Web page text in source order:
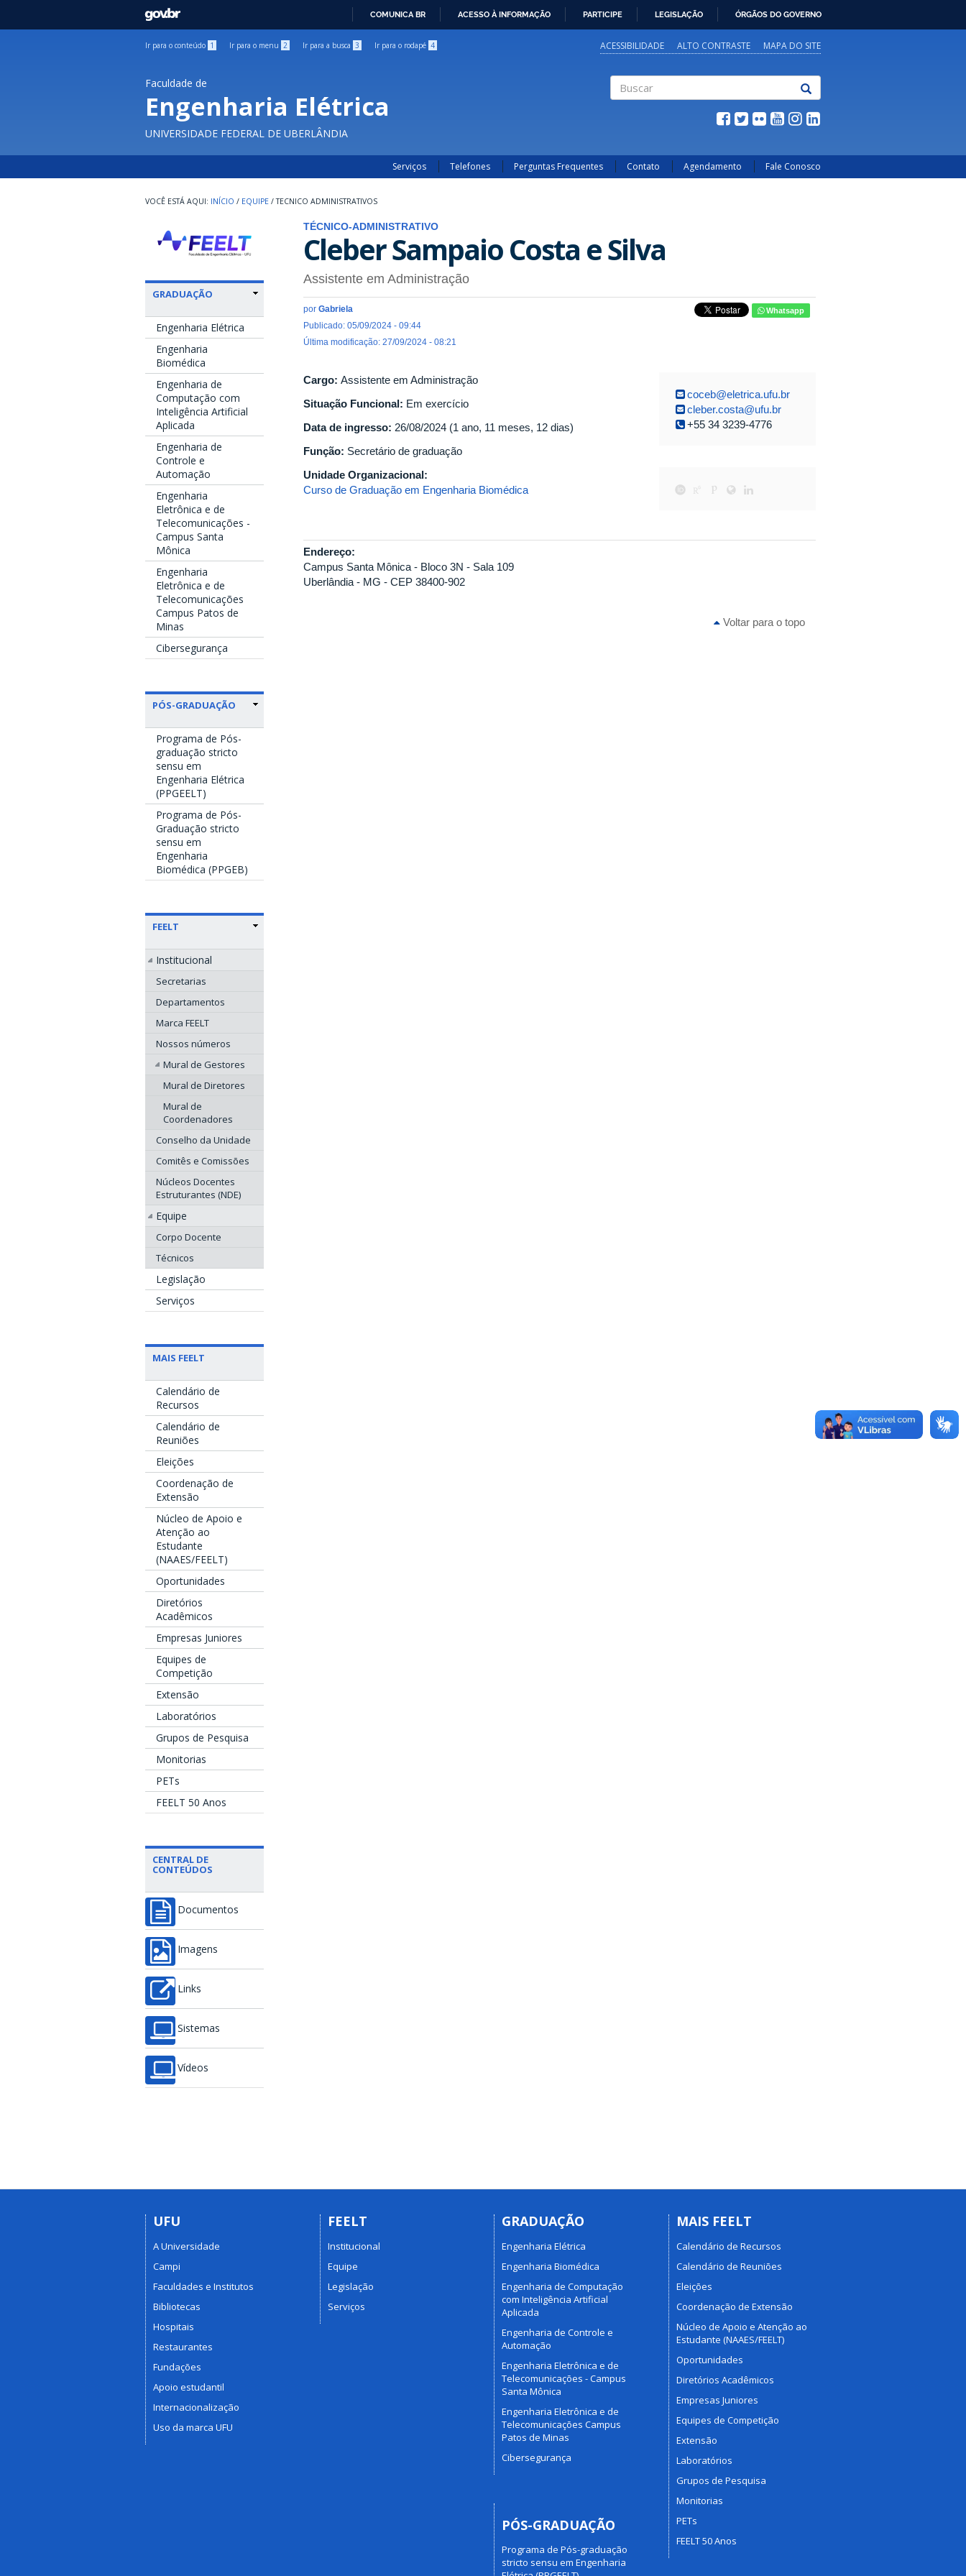
GOVBR
COMUNICA BR ACESSO À INFORMAÇÃO PARTICIPE LEGISLAÇÃO ÓRGÃOS DO GOVERNO
Ir para o conteúdo 1 Ir para o menu 2 Ir para a busca 3 Ir para o rodapé 4 ACESSIBILIDADE ALTO CONTRASTE MAPA DO SITE
Faculdade de
Engenharia Elétrica
UNIVERSIDADE FEDERAL DE UBERLÂNDIA
Serviços Telefones Perguntas Frequentes Contato Agendamento Fale Conosco
INÍCIO / EQUIPE / TECNICO ADMINISTRATIVOS
GRADUAÇÃO
Engenharia Elétrica
Engenharia
Biomédica
Engenharia de
Computação com
Inteligência Artificial
Aplicada
Engenharia de
Controle e
Automação
Engenharia
Eletrônica e de
Telecomunicações -
Campus Santa
Mônica
Engenharia
Eletrônica e de
Telecomunicações
Campus Patos de
Minas
Cibersegurança
PÓS-GRADUAÇÃO
Programa de Pós-
graduação stricto
sensu em
Engenharia Elétrica
(PPGEELT)
Programa de Pós-
Graduação stricto
sensu em
Engenharia
Biomédica (PPGEB)
FEELT
Institucional
Secretarias
Departamentos
Marca FEELT
Nossos números
Mural de Gestores
Mural de Diretores
Mural de
Coordenadores
Conselho da Unidade
Comitês e Comissões
Núcleos Docentes
Estruturantes (NDE)
Equipe
Corpo Docente
Técnicos
Legislação
Serviços
MAIS FEELT
Calendário de
Recursos
Calendário de
Reuniões
Eleições
Coordenação de
Extensão
Núcleo de Apoio e
Atenção ao
Estudante
(NAAES/FEELT)
Oportunidades
Diretórios
Acadêmicos
Empresas Juniores
Equipes de
Competição
Extensão
Laboratórios
Grupos de Pesquisa
Monitorias
PETs
FEELT 50 Anos
CENTRAL DE
CONTEÚDOS
Documentos
Imagens
Links
Sistemas
Vídeos
TÉCNICO-ADMINISTRATIVO
Cleber Sampaio Costa e Silva
Assistente em Administração
por Gabriela
Publicado: 05/09/2024 - 09:44
Última modificação: 27/09/2024 - 08:21
Whatsapp
Cargo: Assistente em Administração
Situação Funcional: Em exercício
Data de ingresso: 26/08/2024 (1 ano, 11 meses, 12 dias)
Função: Secretário de graduação
Unidade Organizacional:
Curso de Graduação em Engenharia Biomédica
coceb@eletrica.ufu.br
cleber.costa@ufu.br
+55 34 3239-4776
Endereço:
Campus Santa Mônica - Bloco 3N - Sala 109
Uberlândia - MG - CEP 38400-902
Voltar para o topo
UFU
A Universidade
Campi
Faculdades e Institutos
Bibliotecas
Hospitais
Restaurantes
Fundações
Apoio estudantil
Internacionalização
Uso da marca UFU
FEELT
Institucional
Equipe
Legislação
Serviços
GRADUAÇÃO
Engenharia Elétrica
Engenharia Biomédica
Engenharia de Computação
com Inteligência Artificial
Aplicada
Engenharia de Controle e
Automação
Engenharia Eletrônica e de
Telecomunicações - Campus
Santa Mônica
Engenharia Eletrônica e de
Telecomunicações Campus
Patos de Minas
Cibersegurança
PÓS-GRADUAÇÃO
Programa de Pós-graduação
stricto sensu em Engenharia
MAIS FEELT
Calendário de Recursos
Calendário de Reuniões
Eleições
Coordenação de Extensão
Núcleo de Apoio e Atenção ao
Estudante (NAAES/FEELT)
Oportunidades
Diretórios Acadêmicos
Empresas Juniores
Equipes de Competição
Extensão
Laboratórios
Grupos de Pesquisa
Monitorias
PETs
FEELT 50 Anos